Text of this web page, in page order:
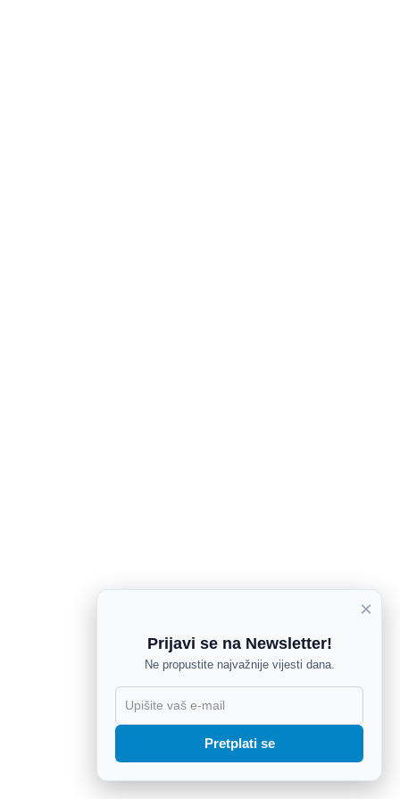
×
Prijavi se na Newsletter!
Ne propustite najvažnije vijesti dana.
Pretplati se